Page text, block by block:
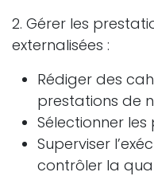
2. Gérer les
externalisées :
Rédiger des
prestations de
Sélectionner
Superviser
contrôler la